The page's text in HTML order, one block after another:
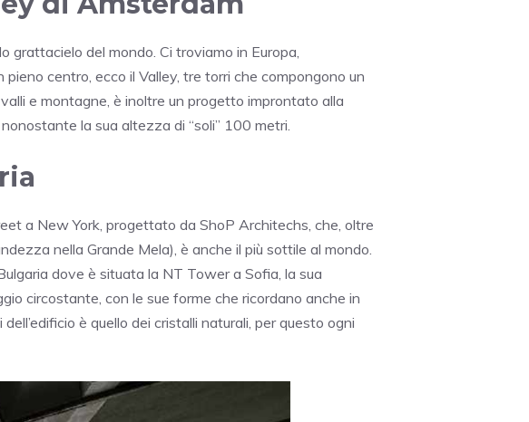
grattacielo del mondo. Ci troviamo in Europa,
centro, ecco il Valley, tre torri che compongono un
e montagne, è inoltre un progetto improntato alla
la sua altezza di “soli” 100 metri.
a New York, progettato da ShoP Architechs, che, oltre
nella Grande Mela), è anche il più sottile al mondo.
dove è situata la NT Tower a Sofia, la sua
circostante, con le sue forme che ricordano anche in
è quello dei cristalli naturali, per questo ogni